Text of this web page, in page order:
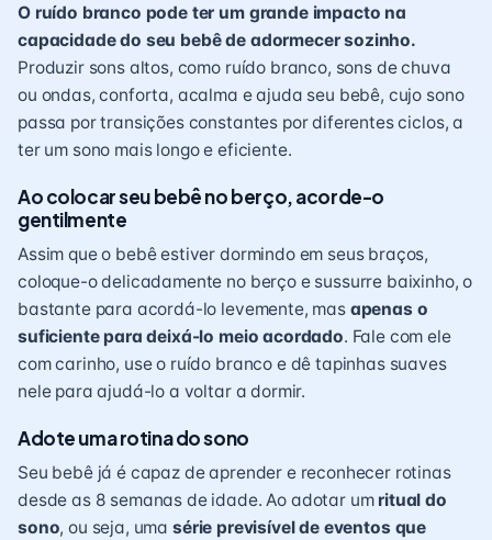
O ruído branco pode ter um grande impacto na
capacidade do seu bebê de adormecer sozinho.
Produzir sons altos, como ruído branco, sons de chuva
ou ondas, conforta, acalma e ajuda seu bebê, cujo sono
passa por transições constantes por diferentes ciclos, a
ter um sono mais longo e eficiente.
Ao colocar seu bebê no berço, acorde-o
gentilmente
Assim que o bebê estiver dormindo em seus braços,
coloque-o delicadamente no berço e sussurre baixinho, o
bastante para acordá-lo levemente, mas apenas o
suficiente para deixá-lo meio acordado. Fale com ele
com carinho, use o ruído branco e dê tapinhas suaves
nele para ajudá-lo a voltar a dormir.
Adote uma rotina do sono
Seu bebê já é capaz de aprender e reconhecer rotinas
desde as 8 semanas de idade. Ao adotar um ritual do
sono, ou seja, uma série previsível de eventos que